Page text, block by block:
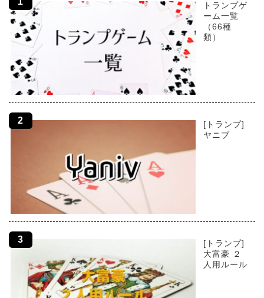
トランプゲ
ーム一覧
（66種
類）
[トランプ]
ヤニブ
[トランプ]
大富豪 ２
人用ルール